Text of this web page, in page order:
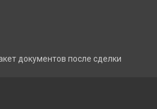
документов после сделки